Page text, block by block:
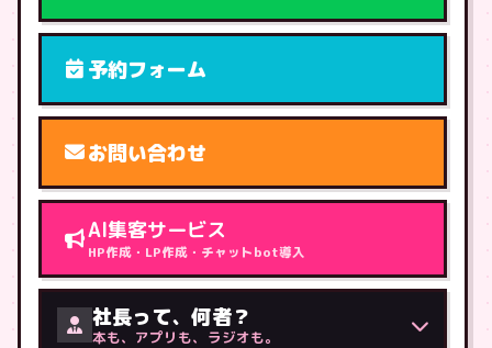
予約フォーム
お問い合わせ
AI集客サービス
HP作成・LP作成・チャットbot導入
社長って、何者？
本も、アプリも、ラジオも。